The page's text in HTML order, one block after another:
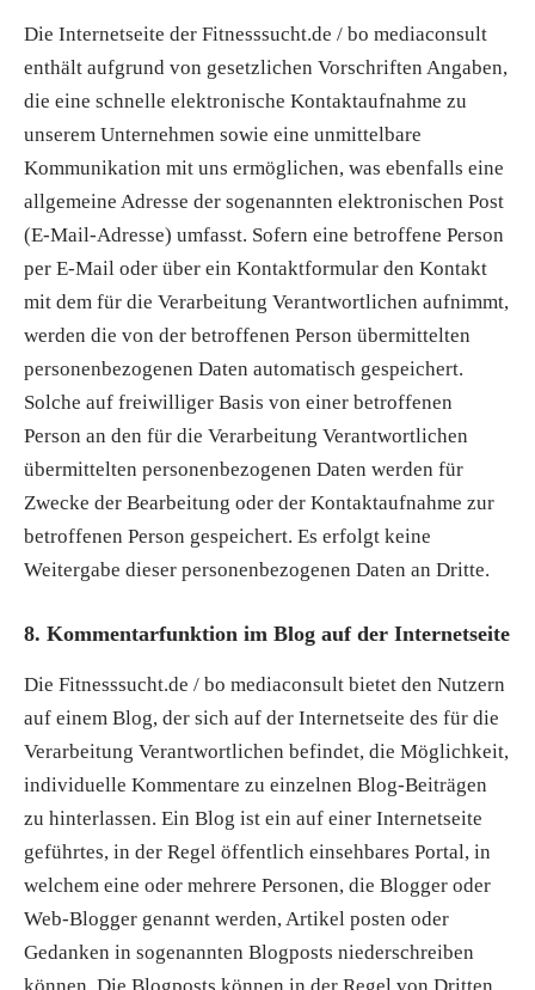
Die Internetseite der Fitnesssucht.de / bo mediaconsult
enthält aufgrund von gesetzlichen Vorschriften Angaben,
die eine schnelle elektronische Kontaktaufnahme zu
unserem Unternehmen sowie eine unmittelbare
Kommunikation mit uns ermöglichen, was ebenfalls eine
allgemeine Adresse der sogenannten elektronischen Post
(E-Mail-Adresse) umfasst. Sofern eine betroffene Person
per E-Mail oder über ein Kontaktformular den Kontakt
mit dem für die Verarbeitung Verantwortlichen aufnimmt,
werden die von der betroffenen Person übermittelten
personenbezogenen Daten automatisch gespeichert.
Solche auf freiwilliger Basis von einer betroffenen
Person an den für die Verarbeitung Verantwortlichen
übermittelten personenbezogenen Daten werden für
Zwecke der Bearbeitung oder der Kontaktaufnahme zur
betroffenen Person gespeichert. Es erfolgt keine
Weitergabe dieser personenbezogenen Daten an Dritte.
8. Kommentarfunktion im Blog auf der Internetseite
Die Fitnesssucht.de / bo mediaconsult bietet den Nutzern
auf einem Blog, der sich auf der Internetseite des für die
Verarbeitung Verantwortlichen befindet, die Möglichkeit,
individuelle Kommentare zu einzelnen Blog-Beiträgen
zu hinterlassen. Ein Blog ist ein auf einer Internetseite
geführtes, in der Regel öffentlich einsehbares Portal, in
welchem eine oder mehrere Personen, die Blogger oder
Web-Blogger genannt werden, Artikel posten oder
Gedanken in sogenannten Blogposts niederschreiben
können. Die Blogposts können in der Regel von Dritten